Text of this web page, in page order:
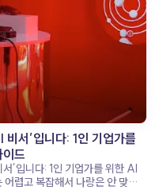
비서’입니다: 1인 기업가를
드
’입니다: 1인 기업가를 위한 AI